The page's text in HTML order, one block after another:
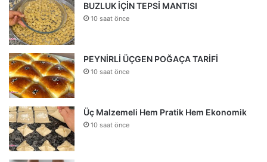
BUZLUK İÇİN TEPSİ MANTISI
10 saat önce
PEYNİRLİ ÜÇGEN POĞAÇA TARİFİ
10 saat önce
Üç Malzemeli Hem Pratik Hem Ekonomik
10 saat önce